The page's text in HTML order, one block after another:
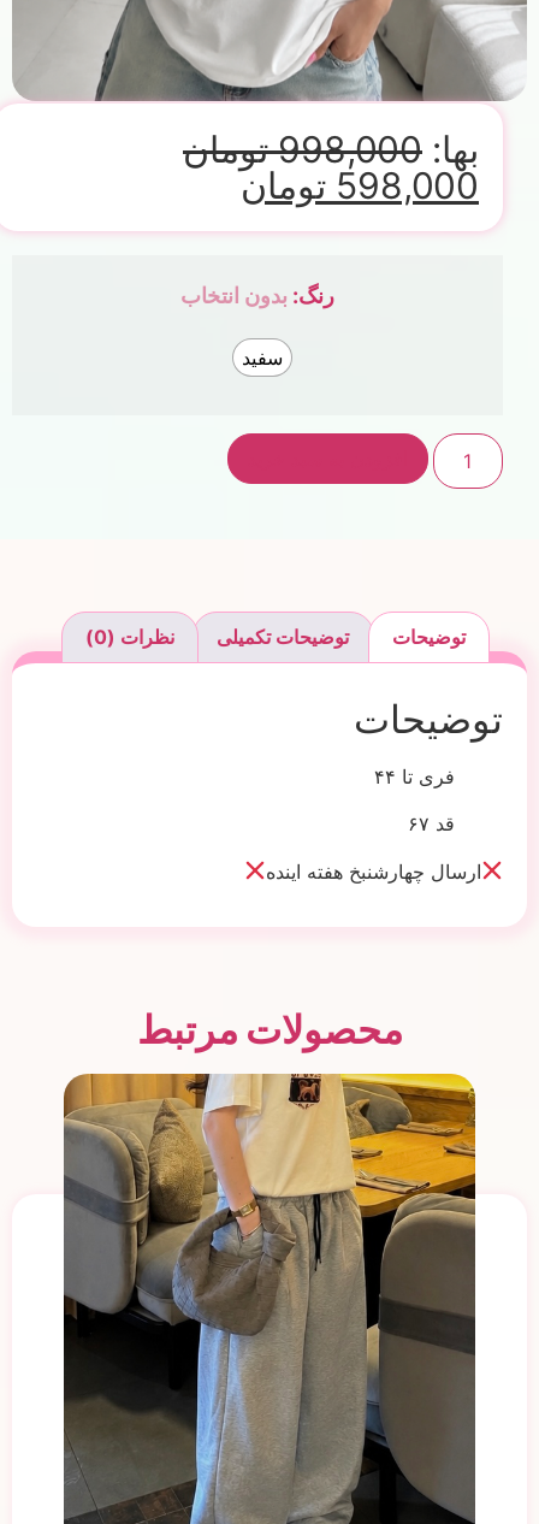
بها: 998,000 تومان
598,000 تومان
رنگ: بدون انتخاب
سفید
توضیحات توضیحات تکمیلی نظرات (0)
توضیحات
فری تا ۴۴
قد ۶۷
ارسال چهارشنبخ هفته اینده
محصولات مرتبط